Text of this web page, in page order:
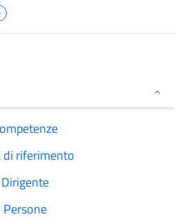
di riferimento
Dirigente
Persone